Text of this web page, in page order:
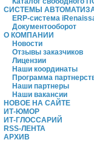
СИСТЕМЫ
ERP-система
Документооборот
О КОМПАНИИ
Новости
Отзывы заказчиков
Лицензии
Наши координаты
Программа
Наши партнеры
Наши вакансии
НОВОЕ НА САЙТЕ
ИТ-ЮМОР
ИТ-ГЛОССАРИЙ
RSS-ЛЕНТА
АРХИВ